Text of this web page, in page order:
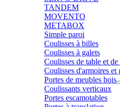
TANDEM
MOVENTO
METABOX
Simple paroi
Coulisses à billes
Coulisses à galets
Coulisses de table et
Coulisses d'armoires et
Portes de meubles bois
Coulissants verticaux
Portes escamotables